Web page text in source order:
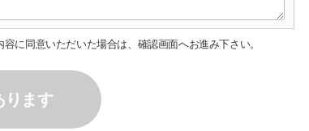
に同意いただいた場合は、確認画面へお進み下さい。
ります